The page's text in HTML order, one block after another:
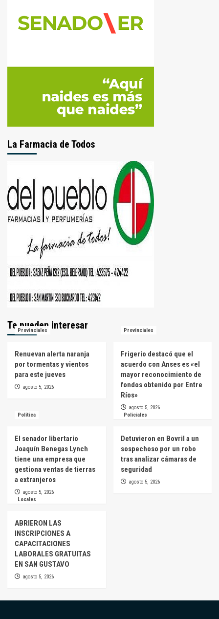
La Farmacia de Todos
Te pueden interesar
Provinciales
Renuevan alerta naranja
por tormentas y vientos
para este jueves
agosto 5, 2026
Provinciales
Frigerio destacó que el
acuerdo con Anses es «el
mayor reconocimiento de
fondos obtenido por Entre
Ríos»
agosto 5, 2026
Política
El senador libertario
Joaquín Benegas Lynch
tiene una empresa que
gestiona ventas de tierras
a extranjeros
agosto 5, 2026
Policiales
Detuvieron en Bovril a un
sospechoso por un robo
tras analizar cámaras de
seguridad
agosto 5, 2026
Locales
ABRIERON LAS
INSCRIPCIONES A
CAPACITACIONES
LABORALES GRATUITAS
EN SAN GUSTAVO
agosto 5, 2026